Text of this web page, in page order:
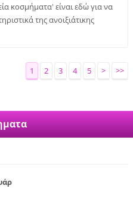
κοσμήματα' είναι εδώ για να
της ανοιξιάτικης
1 2 3 4 5 > >>